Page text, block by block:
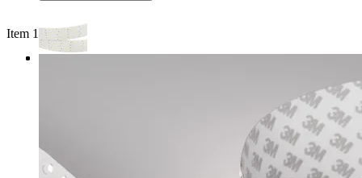
Item 1 of 3